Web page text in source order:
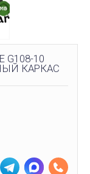
G108-10
КАРКАС